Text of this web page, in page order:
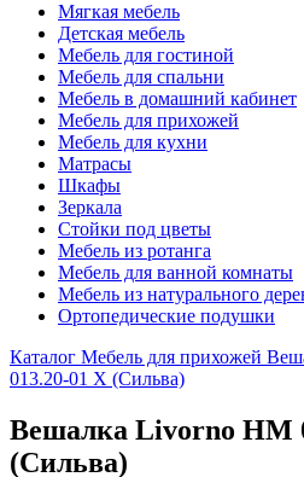
Мягкая мебель
Детская мебель
Мебель для гостиной
Мебель для спальни
Мебель в домашний кабинет
Мебель для прихожей
Мебель для кухни
Матрасы
Шкафы
Зеркала
Стойки под цветы
Мебель из ротанга
Мебель для ванной комнаты
Мебель из натурального
Ортопедические подушки
Каталог Мебель для прихожей
013.20-01 Х (Сильва)
Вешалка Livorno НМ
(Сильва)